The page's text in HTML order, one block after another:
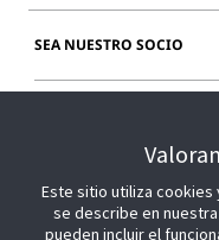
SEA NUESTRO SOCIO
Este sitio utiliza cookies
se describe en
pueden incluir el